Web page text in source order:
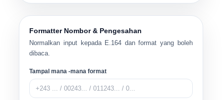
Formatter Nombor & Pengesahan
Normalkan input kepada E.164 dan format yang boleh
dibaca.
Tampal mana -mana format